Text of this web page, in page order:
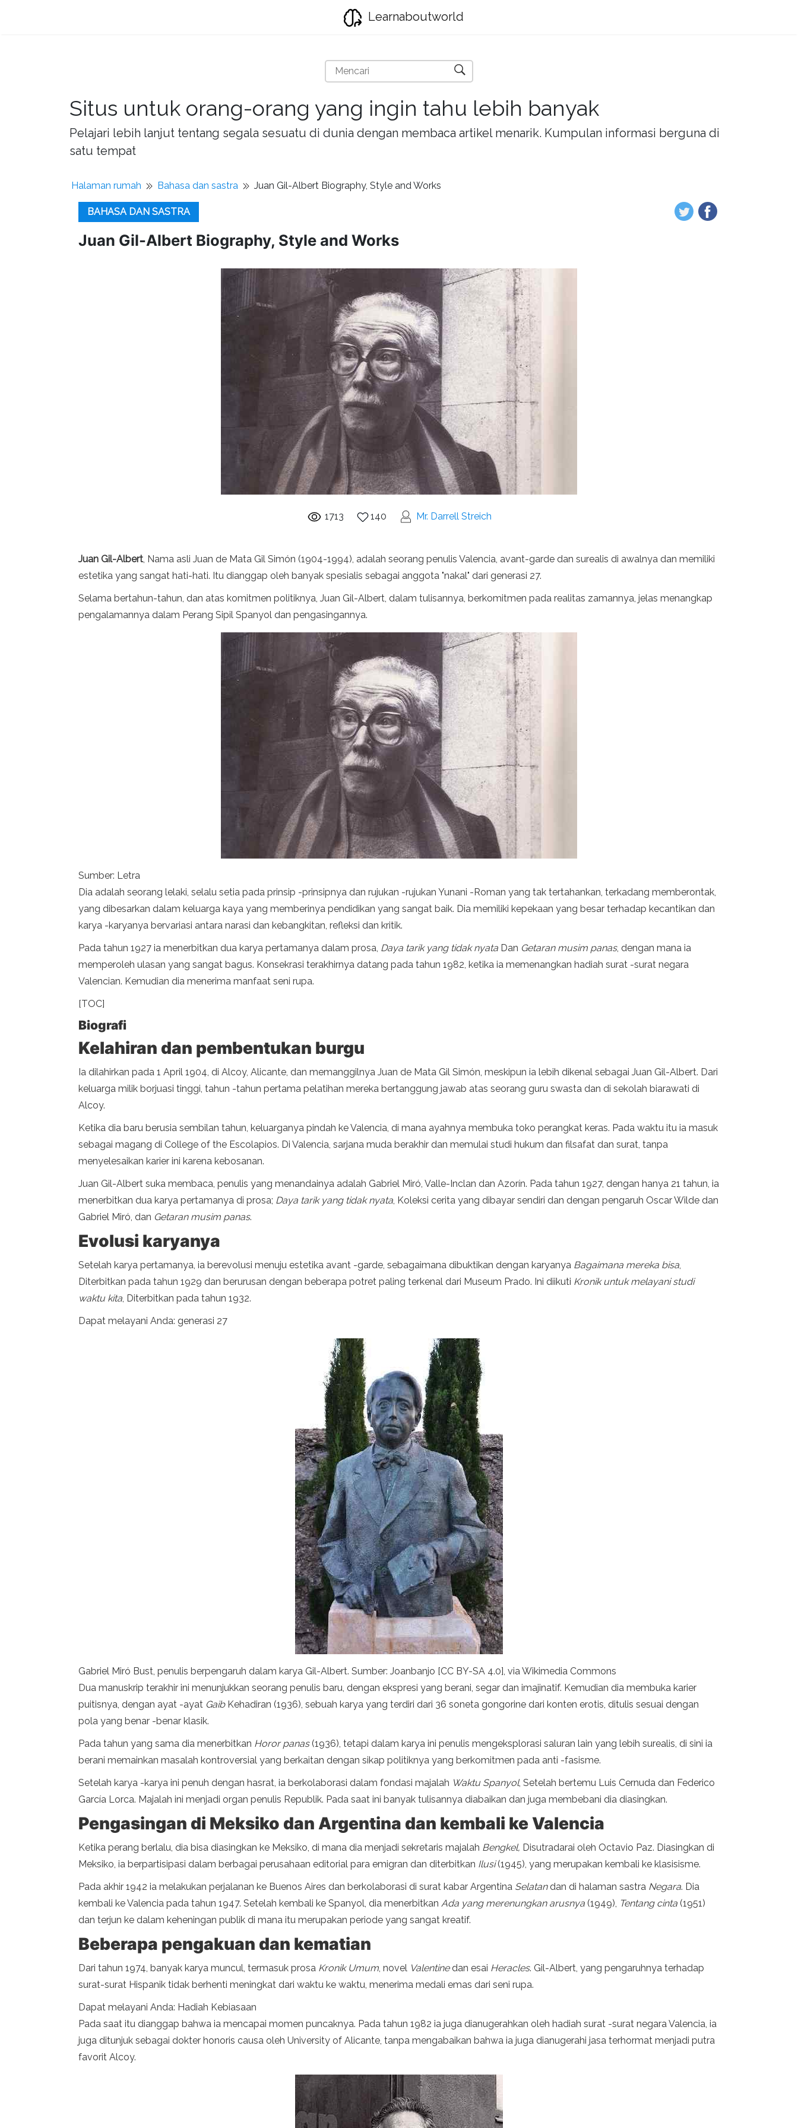
Learnaboutworld
Situs untuk orang-orang yang ingin tahu lebih banyak
Pelajari lebih lanjut tentang segala sesuatu di dunia dengan membaca artikel menarik. Kumpulan informasi berguna di
satu tempat
Halaman rumah Bahasa dan sastra Juan Gil-Albert Biography, Style and Works
BAHASA DAN SASTRA
Juan Gil-Albert Biography, Style and Works
1713 140 Mr. Darrell Streich
Juan Gil-Albert, Nama asli Juan de Mata Gil Simón (1904-1994), adalah seorang penulis Valencia, avant-garde dan surealis di awalnya dan memiliki
estetika yang sangat hati-hati. Itu dianggap oleh banyak spesialis sebagai anggota "nakal" dari generasi 27.
Selama bertahun-tahun, dan atas komitmen politiknya, Juan Gil-Albert, dalam tulisannya, berkomitmen pada realitas zamannya, jelas menangkap
pengalamannya dalam Perang Sipil Spanyol dan pengasingannya.
Sumber: Letra
Dia adalah seorang lelaki, selalu setia pada prinsip -prinsipnya dan rujukan -rujukan Yunani -Roman yang tak tertahankan, terkadang memberontak,
yang dibesarkan dalam keluarga kaya yang memberinya pendidikan yang sangat baik. Dia memiliki kepekaan yang besar terhadap kecantikan dan
karya -karyanya bervariasi antara narasi dan kebangkitan, refleksi dan kritik.
Pada tahun 1927 ia menerbitkan dua karya pertamanya dalam prosa, Daya tarik yang tidak nyata Dan Getaran musim panas, dengan mana ia
memperoleh ulasan yang sangat bagus. Konsekrasi terakhirnya datang pada tahun 1982, ketika ia memenangkan hadiah surat -surat negara
Valencian. Kemudian dia menerima manfaat seni rupa.
[TOC]
Biografi
Kelahiran dan pembentukan burgu
Ia dilahirkan pada 1 April 1904, di Alcoy, Alicante, dan memanggilnya Juan de Mata Gil Simón, meskipun ia lebih dikenal sebagai Juan Gil-Albert. Dari
keluarga milik borjuasi tinggi, tahun -tahun pertama pelatihan mereka bertanggung jawab atas seorang guru swasta dan di sekolah biarawati di
Alcoy.
Ketika dia baru berusia sembilan tahun, keluarganya pindah ke Valencia, di mana ayahnya membuka toko perangkat keras. Pada waktu itu ia masuk
sebagai magang di College of the Escolapios. Di Valencia, sarjana muda berakhir dan memulai studi hukum dan filsafat dan surat, tanpa
menyelesaikan karier ini karena kebosanan.
Juan Gil-Albert suka membaca, penulis yang menandainya adalah Gabriel Miró, Valle-Inclan dan Azorín. Pada tahun 1927, dengan hanya 21 tahun, ia
menerbitkan dua karya pertamanya di prosa; Daya tarik yang tidak nyata, Koleksi cerita yang dibayar sendiri dan dengan pengaruh Oscar Wilde dan
Gabriel Miró, dan Getaran musim panas.
Evolusi karyanya
Setelah karya pertamanya, ia berevolusi menuju estetika avant -garde, sebagaimana dibuktikan dengan karyanya Bagaimana mereka bisa,
Diterbitkan pada tahun 1929 dan berurusan dengan beberapa potret paling terkenal dari Museum Prado. Ini diikuti Kronik untuk melayani studi
waktu kita, Diterbitkan pada tahun 1932.
Dapat melayani Anda: generasi 27
Gabriel Miró Bust, penulis berpengaruh dalam karya Gil-Albert. Sumber: Joanbanjo [CC BY-SA 4.0], via Wikimedia Commons
Dua manuskrip terakhir ini menunjukkan seorang penulis baru, dengan ekspresi yang berani, segar dan imajinatif. Kemudian dia membuka karier
puitisnya, dengan ayat -ayat GaibKehadiran (1936), sebuah karya yang terdiri dari 36 soneta gongorine dari konten erotis, ditulis sesuai dengan
pola yang benar -benar klasik.
Pada tahun yang sama dia menerbitkan Horor panas(1936), tetapi dalam karya ini penulis mengeksplorasi saluran lain yang lebih surealis, di sini ia
berani memainkan masalah kontroversial yang berkaitan dengan sikap politiknya yang berkomitmen pada anti -fasisme.
Setelah karya -karya ini penuh dengan hasrat, ia berkolaborasi dalam fondasi majalah Waktu Spanyol, Setelah bertemu Luis Cernuda dan Federico
García Lorca. Majalah ini menjadi organ penulis Republik. Pada saat ini banyak tulisannya diabaikan dan juga membebani dia diasingkan.
Pengasingan di Meksiko dan Argentina dan kembali ke Valencia
Ketika perang berlalu, dia bisa diasingkan ke Meksiko, di mana dia menjadi sekretaris majalah Bengkel, Disutradarai oleh Octavio Paz. Diasingkan di
Meksiko, ia berpartisipasi dalam berbagai perusahaan editorial para emigran dan diterbitkan Ilusi(1945), yang merupakan kembali ke klasisisme.
Pada akhir 1942 ia melakukan perjalanan ke Buenos Aires dan berkolaborasi di surat kabar Argentina Selatandan di halaman sastra Negara. Dia
kembali ke Valencia pada tahun 1947. Setelah kembali ke Spanyol, dia menerbitkan Ada yang merenungkan arusnya (1949), Tentang cinta (1951)
dan terjun ke dalam keheningan publik di mana itu merupakan periode yang sangat kreatif.
Beberapa pengakuan dan kematian
Dari tahun 1974, banyak karya muncul, termasuk prosa Kronik Umum, novel Valentinedan esai Heracles. Gil-Albert, yang pengaruhnya terhadap
surat-surat Hispanik tidak berhenti meningkat dari waktu ke waktu, menerima medali emas dari seni rupa.
Dapat melayani Anda: Hadiah Kebiasaan
Pada saat itu dianggap bahwa ia mencapai momen puncaknya. Pada tahun 1982 ia juga dianugerahkan oleh hadiah surat -surat negara Valencia, ia
juga ditunjuk sebagai dokter honoris causa oleh University of Alicante, tanpa mengabaikan bahwa ia juga dianugerahi jasa terhormat menjadi putra
favorit Alcoy.